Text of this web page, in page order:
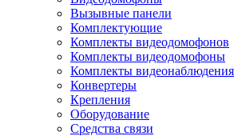
Вызывные панели
Комплектующие
Комплекты видеодомофонов
Комплекты видеодомофоны
Комплекты видеонаблюдения
Конвертеры
Крепления
Оборудование
Средства связи